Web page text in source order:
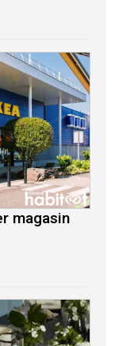
magasin